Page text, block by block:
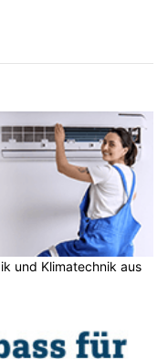
und Klimatechnik aus